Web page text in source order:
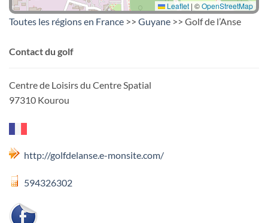
Leaflet | ©OpenStreetMap
Toutes les régions en France >> Guyane >> Golf de l’Anse
Contact du golf
Centre de Loisirs du Centre Spatial
97310 Kourou
http://golfdelanse.e-monsite.com/
594326302